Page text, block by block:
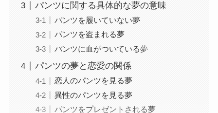
パンツに関する具体的な夢の意味
パンツを履いていない夢
パンツを盗まれる夢
パンツに血がついている夢
パンツの夢と恋愛の関係
恋人のパンツを見る夢
異性のパンツを見る夢
パンツをプレゼントされる夢